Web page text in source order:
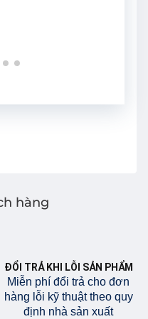
hàng
ĐỔI TRẢ KHI LỖI SẢN PHẨM
Miễn phí đổi trả cho đơn
hàng lỗi kỹ thuật theo quy
định nhà sản xuất